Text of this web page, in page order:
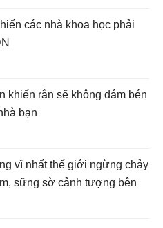
các nhà khoa học phải
khiến rắn sẽ không dám bén
bạn
vĩ nhất thế giới ngừng chảy
sững sờ cảnh tượng bên